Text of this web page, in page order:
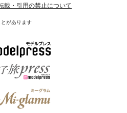
載・引用の禁止について
があります